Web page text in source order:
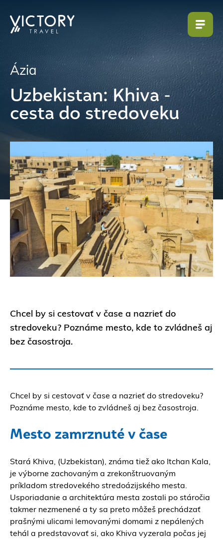
Ázia
Uzbekistan: Khiva -
cesta do stredoveku
Chcel by si cestovať v čase a nazrieť do
stredoveku? Poznáme mesto, kde to zvládneš aj
bez časostroja.
Chcel by si cestovať v čase a nazrieť do stredoveku?
Poznáme mesto, kde to zvládneš aj bez časostroja.
Mesto zamrznuté v čase
Stará Khiva, (Uzbekistan), známa tiež ako Itchan Kala,
je výborne zachovaným a zrekonštruovaným
príkladom stredovekého stredoázijského mesta.
Usporiadanie a architektúra mesta zostali po stáročia
takmer nezmenené a ty sa preto môžeš prechádzať
prašnými ulicami lemovanými domami z nepálených
tehál a predstavovať si, ako Khiva vyzerala počas jej